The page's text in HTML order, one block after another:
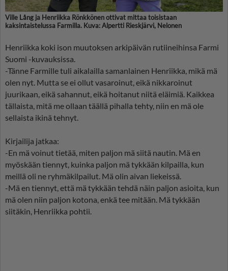
Ville Lång ja Henriikka Rönkkönen ottivat mittaa toisistaan
kaksintaistelussa Farmilla. Kuva: Alpertti Rieskjärvi, Nelonen
Henriikka koki ison muutoksen arkipäivän rutiineihinsa Farmi
Suomi -kuvauksissa.
-Tänne Farmille tuli aikalailla samanlainen Henriikka, mikä mä
olen nyt. Mutta se ei ollut vasaroinut, eikä nikkaroinut
juurikaan, eikä sahannut, eikä hoitanut niitä eläimiä. Kaikkea
tällaista, mitä me ollaan täällä pihalla tehty, niin en mä ole
sellaista ikinä tehnyt.
Kirjailija jatkaa:
-En mä voinut tietää, miten paljon mä siitä nautin. Mä en
myöskään tiennyt, kuinka paljon mä tykkään kilpailla, kun
meillä oli ne ryhmäkilpailut. Mä olin aivan liekeissä.
-Mä en tiennyt, että mä tykkään tehdä näin paljon asioita, kun
mä olen niin paljon kotona, enkä tee mitään. Mä tykkään
siitäkin, Henriikka pohtii.